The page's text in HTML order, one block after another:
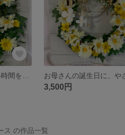
3,500円
ス の作品一覧